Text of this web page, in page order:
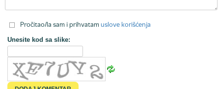
Pročitao/la sam i prihvatam uslove korišćenja
Unesite kod sa slike: